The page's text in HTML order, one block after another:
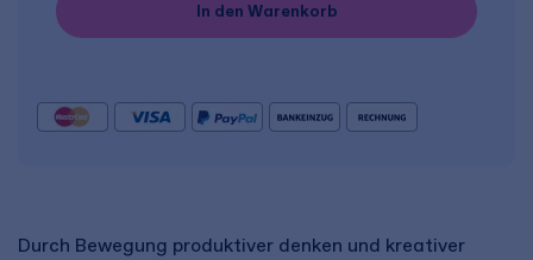
Durch Bewegung produktiver denken und kreativer
In den Warenkorb